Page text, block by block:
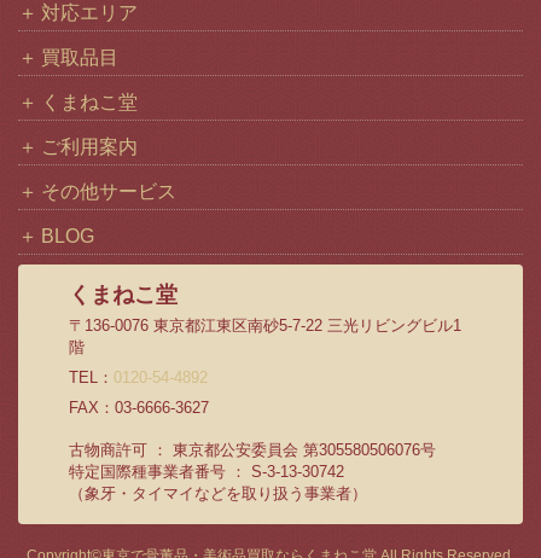
対応エリア
買取品目
くまねこ堂
ご利用案内
その他サービス
BLOG
くまねこ堂
〒136-0076 東京都江東区南砂5-7-22 三光リビングビル1
階
TEL： 0120-54-4892
FAX：03-6666-3627
古物商許可 ： 東京都公安委員会 第305580506076号
特定国際種事業者番号 ： S-3-13-30742
（象牙・タイマイなどを取り扱う事業者）